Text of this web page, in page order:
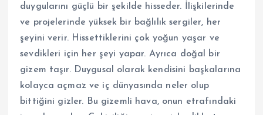
duygularını güçlü bir şekilde hisseder. İlişkilerinde
ve projelerinde yüksek bir bağlılık sergiler, her
şeyini verir. Hissettiklerini çok yoğun yaşar ve
sevdikleri için her şeyi yapar. Ayrıca doğal bir
gizem taşır. Duygusal olarak kendisini başkalarına
kolayca açmaz ve iç dünyasında neler olup
bittiğini gizler. Bu gizemli hava, onun etrafındaki